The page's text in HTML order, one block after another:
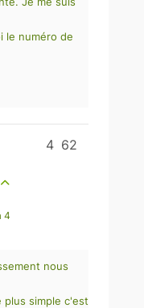
le numéro de
4
62
4
nous
plus simple c'est